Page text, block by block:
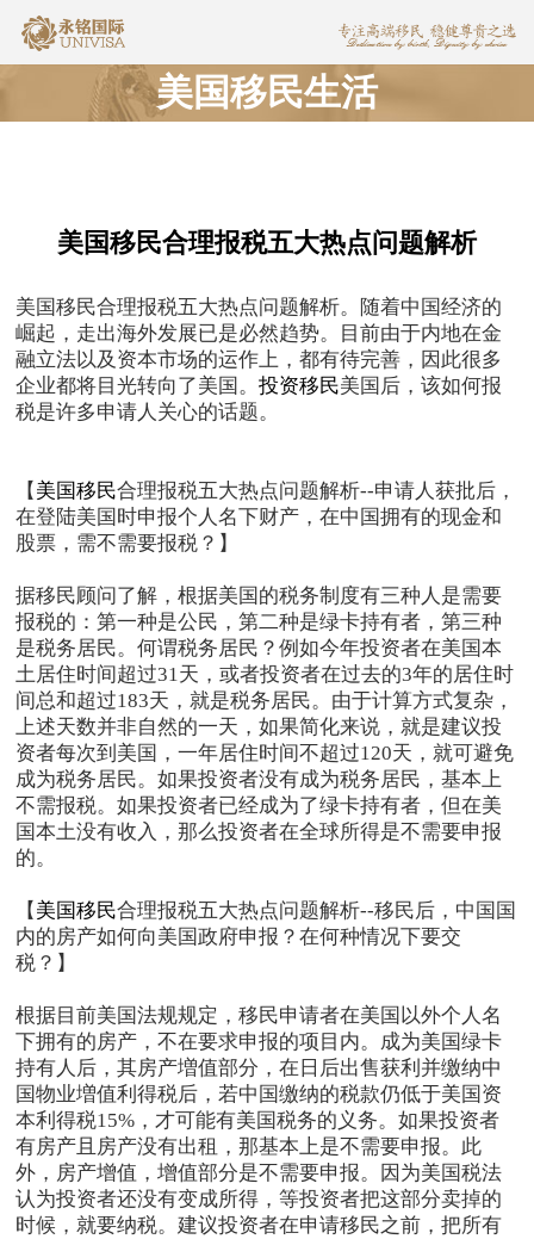
美国移民生活
美国移民合理报税五大热点问题解析
美国移民合理报税五大热点问题解析。随着中国经济的
崛起，走出海外发展已是必然趋势。目前由于内地在金
融立法以及资本市场的运作上，都有待完善，因此很多
企业都将目光转向了美国。投资移民美国后，该如何报
税是许多申请人关心的话题。
【 美国移民合理报税五大热点问题解析--申请人获批后，
在登陆美国时申报个人名下财产，在中国拥有的现金和
股票，需不需要报税？】
据移民顾问了解，根据美国的税务制度有三种人是需要
报税的：第一种是公民，第二种是绿卡持有者，第三种
是税务居民。何谓税务居民？例如今年投资者在美国本
土居住时间超过31天，或者投资者在过去的3年的居住时
间总和超过183天，就是税务居民。由于计算方式复杂，
上述天数并非自然的一天，如果简化来说，就是建议投
资者每次到美国，一年居住时间不超过120天，就可避免
成为税务居民。如果投资者没有成为税务居民，基本上
不需报税。如果投资者已经成为了绿卡持有者，但在美
国本土没有收入，那么投资者在全球所得是不需要申报
的。
【 美国移民合理报税五大热点问题解析--移民后，中国国
内的房产如何向美国政府申报？在何种情况下要交
税？】
根据目前美国法规规定，移民申请者在美国以外个人名
下拥有的房产，不在要求申报的项目内。成为美国绿卡
持有人后，其房产増值部分，在日后出售获利并缴纳中
国物业増值利得税后，若中国缴纳的税款仍低于美国资
本利得税15%，才可能有美国税务的义务。如果投资者
有房产且房产没有出租，那基本上是不需要申报。此
外，房产增值，增值部分是不需要申报。因为美国税法
认为投资者还没有变成所得，等投资者把这部分卖掉的
时候，就要纳税。建议投资者在申请移民之前，把所有